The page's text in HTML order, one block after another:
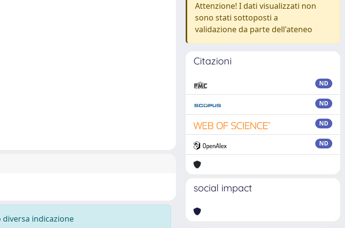
indicazione
Attenzione! I dati visualizzati non
sono stati sottoposti a
validazione da parte dell'ateneo
Citazioni
ND
ND
ND
ND
social impact